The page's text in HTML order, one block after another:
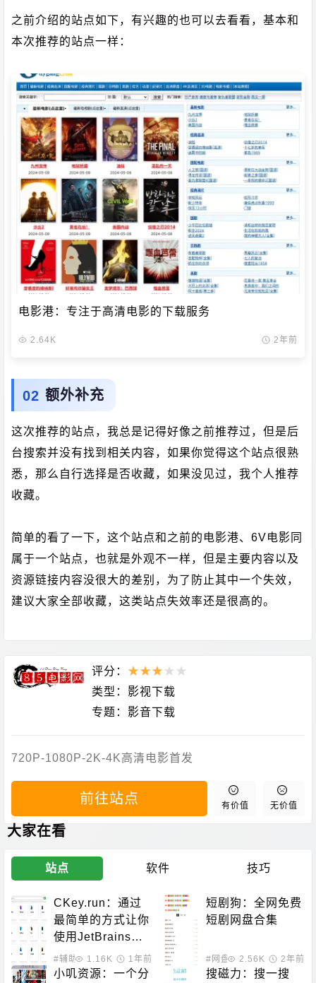
之前介绍的站点如下，有兴趣的也可以去看看，基本和
本次推荐的站点一样：
电影港：专注于高清电影的下载服务
2.64K 2年前
额外补充
这次推荐的站点，我总是记得好像之前推荐过，但是后
台搜索并没有找到相关内容，如果你觉得这个站点很熟
悉，那么自行选择是否收藏，如果没见过，我个人推荐
收藏。
简单的看了一下，这个站点和之前的电影港、6V电影同
属于一个站点，也就是外观不一样，但是主要内容以及
资源链接内容没很大的差别，为了防止其中一个失效，
建议大家全部收藏，这类站点失效率还是很高的。
评分： ★★★ ★ ★
类型： 影视下载
专题： 影音下载
720P-1080P-2K-4K高清电影首发
前往站点 有价值 无价值
大家在看
站点 软件 技巧
CKey.run：通过
最简单的方式让你
使用JetBrains不
再困难
#辅助激活1.16K 1年前
短剧狗：全网免费
短剧网盘合集
#网盘搜索2.56K 2年前
小叽资源：一个分
搜磁力：搜一搜